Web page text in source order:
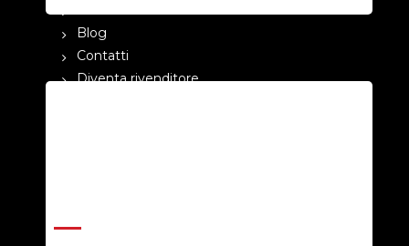
Blog
Contatti
Diventa rivenditore